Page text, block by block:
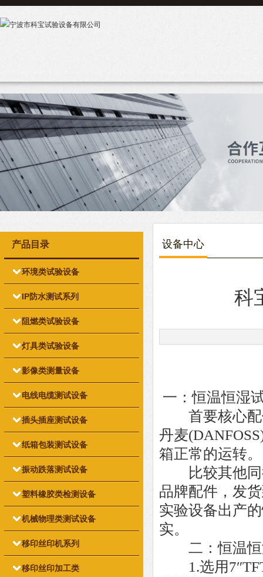
产品目录
环境类试验设备
IP防水测试系列
阻燃类试验设备
灯具类试验设备
影像类测量设备
电线电缆测试设备
插头插座测试设备
纸箱包装测试设备
振动跌落测试设备
塑料橡胶类检测设备
机械物理类测试设备
移印丝印机系列
移印丝印加工类
设备中心
科
一：恒温恒湿
首要核心配
丹麦
箱正常的运转。
比较其他同
品牌配件，发
实验设备出产
实。
二：恒温恒
1.选用7″TFT